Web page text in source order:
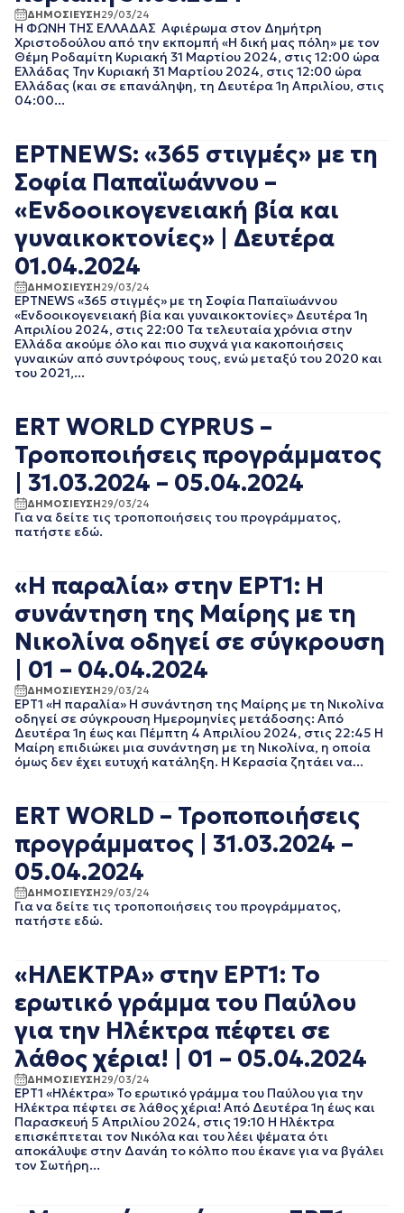
ΓΕΝΙΚΗ
ΓΡΑΦΕΙΟ ΤΥΠΟΥ
ΕΡΤ
ΚΙΝΗΜΑΤΟΓΡΑΦΙΚΕΣ
ΤΑΙΝΙΕΣ
ΠΟΛΙΤΙΚΗ
ΤΗΛΕΟΡΑΣΗ
ΑΠΡΙΛΙΟΣ 2025
ΜΑΡΤΙΟΣ 2025
ΦΕΒΡΟΥΑΡΙΟΣ 2025
ΙΑΝΟΥΑΡΙΟΣ 2025
ΟΚΤΩΒΡΙΟΣ 2024
ΣΕΠΤΕΜΒΡΙΟΣ 2024
ΑΥΓΟΥΣΤΟΣ 2024
ΙΟΥΛΙΟΣ 2024
ΙΟΥΝΙΟΣ 2024
ΜΑΙΟΣ 2024
ΦΕΒΡΟΥΑΡΙΟΣ 2024
ΙΑΝΟΥΑΡΙΟΣ 2024
ΔΕΚΕΜΒΡΙΟΣ 2023
ΝΟΕΜΒΡΙΟΣ 2023
ΑΥΓΟΥΣΤΟΣ 2023
ΙΟΥΛΙΟΣ 2023
ΙΟΥΝΙΟΣ 2023
ΜΑΙΟΣ 2023
ΑΠΡΙΛΙΟΣ 2023
ΜΑΡΤΙΟΣ 2023
ΝΟΕΜΒΡΙΟΣ 2022
ΟΚΤΩΒΡΙΟΣ 2022
ΣΕΠΤΕΜΒΡΙΟΣ 2022
ΑΥΓΟΥΣΤΟΣ 2022
ΙΟΥΛΙΟΣ 2022
ΜΑΙΟΣ 2022
ΑΠΡΙΛΙΟΣ 2022
ΜΑΡΤΙΟΣ 2022
ΦΕΒΡΟΥΑΡΙΟΣ 2022
ΝΟΕΜΒΡΙΟΣ 2021
ΟΚΤΩΒΡΙΟΣ 2021
ΣΕΠΤΕΜΒΡΙΟΣ 2021
ΙΟΥΝΙΟΣ 2021
ΜΑΡΤΙΟΣ 2021
ΦΕΒΡΟΥΑΡΙΟΣ 2021
ΙΑΝΟΥΑΡΙΟΣ 2021
ΔΕΚΕΜΒΡΙΟΣ 2020
ΝΟΕΜΒΡΙΟΣ 2020
ΟΚΤΩΒΡΙΟΣ 2020
ΑΥΓΟΥΣΤΟΣ 2020
ΙΟΥΛΙΟΣ 2020
ΙΟΥΝΙΟΣ 2020
ΜΑΙΟΣ 2020
ΔΗΜΟΣΙΕΥΣΗ29/03/24
Η ΦΩΝΗ ΤΗΣ ΕΛΛΑΔΑΣ Αφιέρωμα στον Δημήτρη
Χριστοδούλου από την εκπομπή «Η δική μας πόλη» με τον
Θέμη Ροδαμίτη Κυριακή 31 Μαρτίου 2024, στις 12:00 ώρα
Ελλάδας Την Κυριακή 31 Μαρτίου 2024, στις 12:00 ώρα
Ελλάδας (και σε επανάληψη, τη Δευτέρα 1η Απριλίου, στις
04:00...
ΕΡΤNEWS: «365 στιγμές» με τη
Σοφία Παπαϊωάννου –
«Ενδοοικογενειακή βία και
γυναικοκτονίες» | Δευτέρα
01.04.2024
ΔΗΜΟΣΙΕΥΣΗ29/03/24
ΕΡΤNEWS «365 στιγμές» με τη Σοφία Παπαϊωάννου
«Ενδοοικογενειακή βία και γυναικοκτονίες» Δευτέρα 1η
Απριλίου 2024, στις 22:00 Τα τελευταία χρόνια στην
Ελλάδα ακούμε όλο και πιο συχνά για κακοποιήσεις
γυναικών από συντρόφους τους, ενώ μεταξύ του 2020 και
του 2021,...
ERT WORLD CYPRUS –
Τροποποιήσεις προγράμματος
| 31.03.2024 – 05.04.2024
ΔΗΜΟΣΙΕΥΣΗ29/03/24
Για να δείτε τις τροποποιήσεις του προγράμματος,
πατήστε εδώ.
«Η παραλία» στην ΕΡΤ1: Η
συνάντηση της Μαίρης με τη
Νικολίνα οδηγεί σε σύγκρουση
| 01 – 04.04.2024
ΔΗΜΟΣΙΕΥΣΗ29/03/24
ΕΡΤ1 «Η παραλία» Η συνάντηση της Μαίρης με τη Νικολίνα
οδηγεί σε σύγκρουση Ημερομηνίες μετάδοσης: Από
Δευτέρα 1η έως και Πέμπτη 4 Απριλίου 2024, στις 22:45 Η
Μαίρη επιδιώκει μια συνάντηση με τη Νικολίνα, η οποία
όμως δεν έχει ευτυχή κατάληξη. Η Κερασία ζητάει να...
ERT WORLD – Τροποποιήσεις
προγράμματος | 31.03.2024 –
05.04.2024
ΔΗΜΟΣΙΕΥΣΗ29/03/24
Για να δείτε τις τροποποιήσεις του προγράμματος,
πατήστε εδώ.
«ΗΛΕΚΤΡΑ» στην ΕΡΤ1: Το
ερωτικό γράμμα του Παύλου
για την Ηλέκτρα πέφτει σε
λάθος χέρια! | 01 – 05.04.2024
ΔΗΜΟΣΙΕΥΣΗ29/03/24
ΕΡΤ1 «Ηλέκτρα» Το ερωτικό γράμμα του Παύλου για την
Ηλέκτρα πέφτει σε λάθος χέρια! Από Δευτέρα 1η έως και
Παρασκευή 5 Απριλίου 2024, στις 19:10 Η Ηλέκτρα
επισκέπτεται τον Νικόλα και του λέει ψέματα ότι
αποκάλυψε στην Δανάη το κόλπο που έκανε για να βγάλει
τον Σωτήρη...